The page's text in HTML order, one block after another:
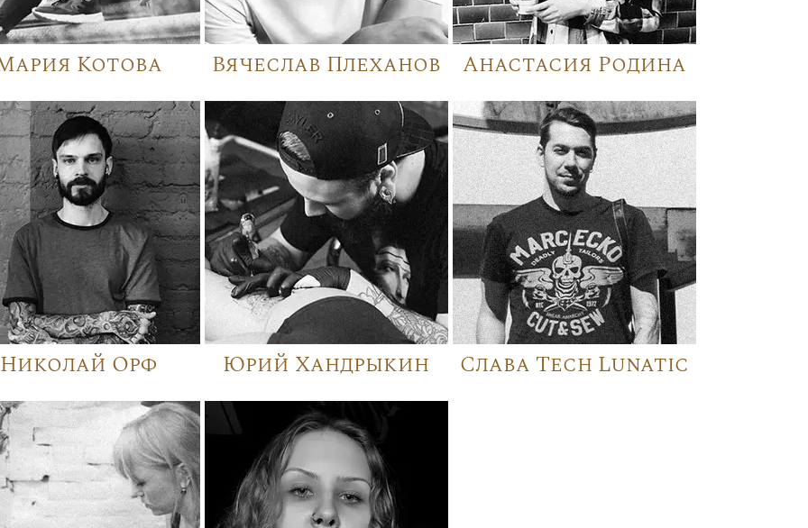
Котова Вячеслав Плеханов Анастасия Родина
Николай Орф Юрий Хандрыкин Слава Tech Lunatic